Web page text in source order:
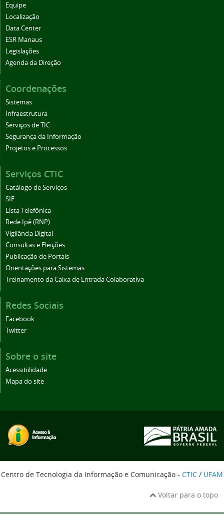
Equipe
Localização
Data Center
ESR Manaus
Legislações
Agenda da Direção
Coordenações
Sistemas
Infraestrutura
Serviços de TIC
Segurança da Informação
Projetos e Processos
Serviços CTIC
Catálogo de Serviços
SIE
Lista Telefônica
Rede Ipê (RNP)
Vigilância Digital
Consultas e Eleições
Publicação de Portais
Orientações para Sistemas
Treinamento da Caixa de Entrada Colaborativa
Redes Sociais
Facebook
Twitter
Sobre o site
Acessibilidade
Mapa do site
Centro de Tecnologia da Informação e Comunicação - CTIC / UFAM
Voltar para o topo